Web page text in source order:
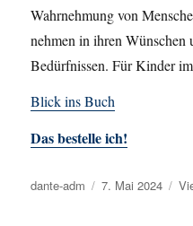
Wahrnehmung von
nehmen in ihren Wünschen
Bedürfnissen. Für Kinder
Blick ins Buch
Das bestelle ich!
Autor
dante-adm
Veröffentlicht
7. Mai 2024